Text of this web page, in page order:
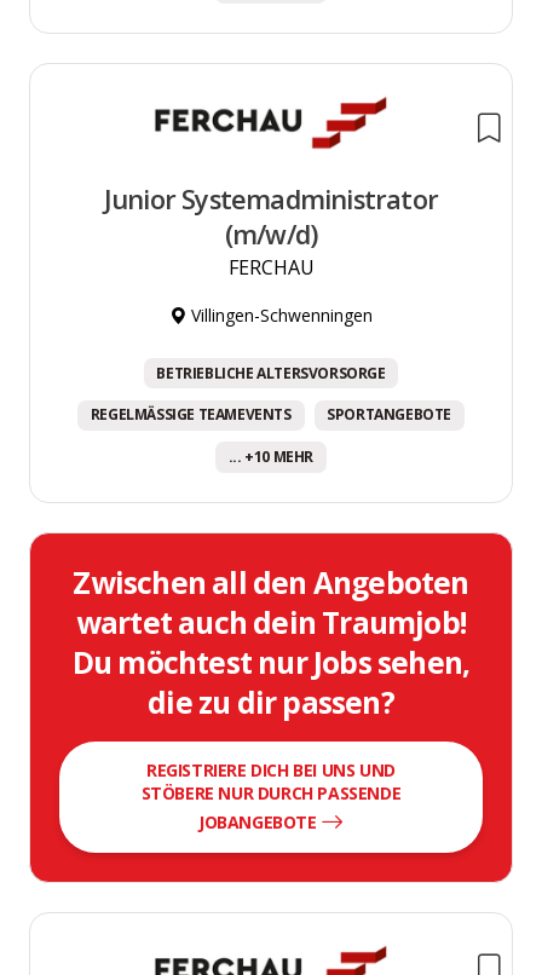
Junior Systemadministrator
(m/w/d)
FERCHAU
Villingen-Schwenningen
BETRIEBLICHE ALTERSVORSORGE
REGELMÄSSIGE TEAMEVENTS SPORTANGEBOTE
... +10 MEHR
Zwischen all den Angeboten
wartet auch dein Traumjob!
Du möchtest nur Jobs sehen,
die zu dir passen?
REGISTRIERE DICH BEI UNS UND
STÖBERE NUR DURCH PASSENDE
JOBANGEBOTE